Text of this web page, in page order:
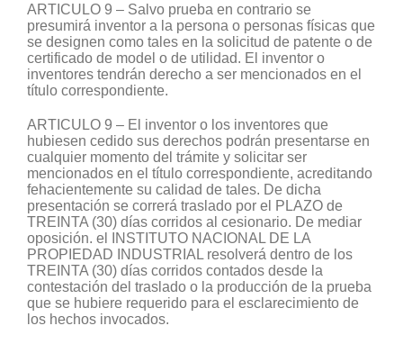
ARTICULO 9 – Salvo prueba en contrario se
presumirá inventor a la persona o personas físicas que
se designen como tales en la solicitud de patente o de
certificado de model o de utilidad. El inventor o
inventores tendrán derecho a ser mencionados en el
título correspondiente.
ARTICULO 9 – El inventor o los inventores que
hubiesen cedido sus derechos podrán presentarse en
cualquier momento del trámite y solicitar ser
mencionados en el título correspondiente, acreditando
fehacientemente su calidad de tales. De dicha
presentación se correrá traslado por el PLAZO de
TREINTA (30) días corridos al cesionario. De mediar
oposición. el INSTITUTO NACIONAL DE LA
PROPIEDAD INDUSTRIAL resolverá dentro de los
TREINTA (30) días corridos contados desde la
contestación del traslado o la producción de la prueba
que se hubiere requerido para el esclarecimiento de
los hechos invocados.